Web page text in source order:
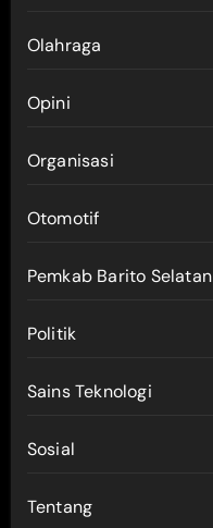
Olahraga
Opini
Organisasi
Otomotif
Pemkab Barito Selatan
Politik
Sains Teknologi
Sosial
Tentang